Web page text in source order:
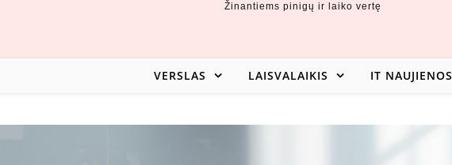
Žinantiems pinigų ir laiko vertę
VERSLAS LAISVALAIKIS IT NAUJIENOS